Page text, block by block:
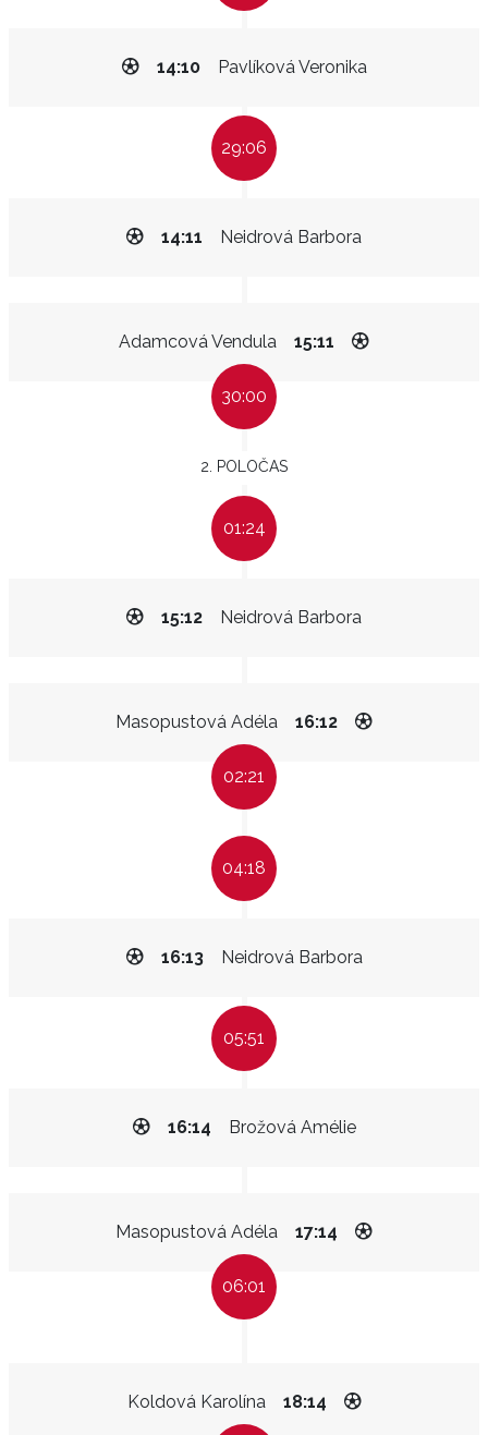
Pavlíková Veronika
14:10
29:06
Neidrová Barbora
14:11
Adamcová Vendula 15:11
30:00
2. POLOČAS
01:24
Neidrová Barbora
15:12
Masopustová Adéla 16:12
02:21
04:18
Neidrová Barbora
16:13
05:51
Brožová Amélie
16:14
Masopustová Adéla 17:14
06:01
Koldová Karolína 18:14